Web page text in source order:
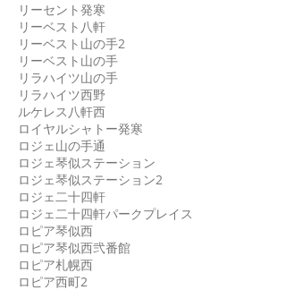
リーセント発寒
リーベスト八軒
リーベスト山の手2
リーベスト山の手
リラハイツ山の手
リラハイツ西野
ルケレス八軒西
ロイヤルシャトー発寒
ロジェ山の手通
ロジェ琴似ステーション
ロジェ琴似ステーション2
ロジェ二十四軒
ロジェ二十四軒パークプレイス
ロピア琴似西
ロピア琴似西弐番館
ロピア札幌西
ロピア西町2